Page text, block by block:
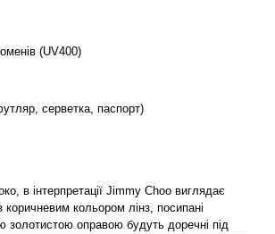
(UV400)
серветка, паспорт)
в інтерпретації Jimmy Choo виглядає
коричневим кольором лінз, посипані
золотистою оправою будуть доречні під